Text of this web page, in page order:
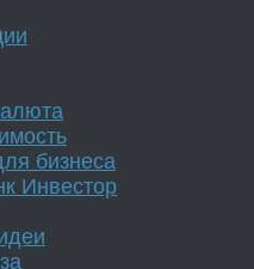
бизнеса
Инвестор